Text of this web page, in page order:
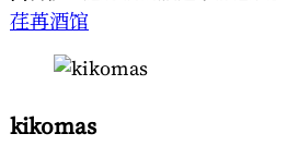
荏苒酒馆
kikomas